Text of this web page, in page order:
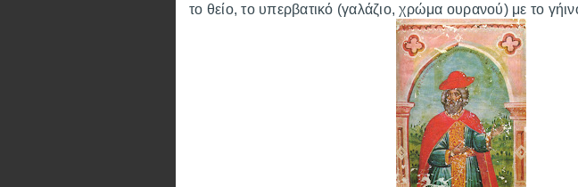
το θείο, το υπερβατικό (γαλάζιο, χρώμα ουρανού) με το